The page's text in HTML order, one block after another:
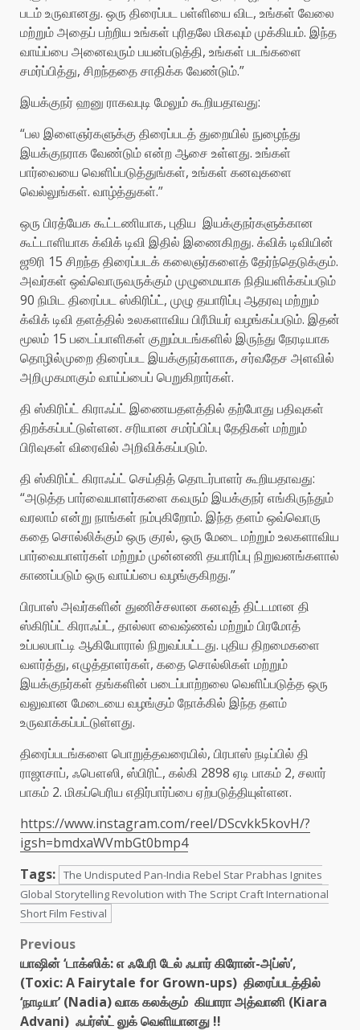
படம் உருவானது. ஒரு திரைப்பட பள்ளியை விட, உங்கள் வேலை
மற்றும் அதைப் பற்றிய உங்கள் புரிதலே மிகவும் முக்கியம். இந்த
வாய்ப்பை அனைவரும் பயன்படுத்தி, உங்கள் படங்களை
சமர்ப்பித்து, சிறந்ததை சாதிக்க வேண்டும்.”
இயக்குநர் ஹனு ராகவபுடி மேலும் கூறியதாவது:
“பல இளைஞர்களுக்கு திரைப்படத் துறையில் நுழைந்து
இயக்குநராக வேண்டும் என்ற ஆசை உள்ளது. உங்கள்
பார்வையை வெளிப்படுத்துங்கள், உங்கள் கனவுகளை
வெல்லுங்கள். வாழ்த்துகள்.”
ஒரு பிரத்யேக கூட்டணியாக, புதிய இயக்குநர்களுக்கான
கூட்டாளியாக க்விக் டிவி இதில் இணைகிறது. க்விக் டிவியின்
ஜூரி 15 சிறந்த திரைப்படக் கலைஞர்களைத் தேர்ந்தெடுக்கும்.
அவர்கள் ஒவ்வொருவருக்கும் முழுமையாக நிதியளிக்கப்படும்
90 நிமிட திரைப்பட ஸ்கிரிப்ட், முழு தயாரிப்பு ஆதரவு மற்றும்
க்விக் டிவி தளத்தில் உலகளாவிய பிரீமியர் வழங்கப்படும். இதன்
மூலம் 15 படைப்பாளிகள் குறும்படங்களில் இருந்து நேரடியாக
தொழில்முறை திரைப்பட இயக்குநர்களாக, சர்வதேச அளவில்
அறிமுகமாகும் வாய்ப்பைப் பெறுகிறார்கள்.
தி ஸ்கிரிப்ட் கிராஃப்ட் இணையதளத்தில் தற்போது பதிவுகள்
திறக்கப்பட்டுள்ளன. சரியான சமர்ப்பிப்பு தேதிகள் மற்றும்
பிரிவுகள் விரைவில் அறிவிக்கப்படும்.
தி ஸ்கிரிப்ட் கிராஃப்ட் செய்தித் தொடர்பாளர் கூறியதாவது:
“அடுத்த பார்வையாளர்களை கவரும் இயக்குநர் எங்கிருந்தும்
வரலாம் என்று நாங்கள் நம்புகிறோம். இந்த தளம் ஒவ்வொரு
கதை சொல்லிக்கும் ஒரு குரல், ஒரு மேடை மற்றும் உலகளாவிய
பார்வையாளர்கள் மற்றும் முன்னணி தயாரிப்பு நிறுவனங்களால்
காணப்படும் ஒரு வாய்ப்பை வழங்குகிறது.”
பிரபாஸ் அவர்களின் துணிச்சலான கனவுத் திட்டமான தி
ஸ்கிரிப்ட் கிராஃப்ட், தால்லா வைஷ்ணவ் மற்றும் பிரமோத்
உப்பலபாட்டி ஆகியோரால் நிறுவப்பட்டது. புதிய திறமைகளை
வளர்த்து, எழுத்தாளர்கள், கதை சொல்லிகள் மற்றும்
இயக்குநர்கள் தங்களின் படைப்பாற்றலை வெளிப்படுத்த ஒரு
வலுவான மேடையை வழங்கும் நோக்கில் இந்த தளம்
உருவாக்கப்பட்டுள்ளது.
திரைப்படங்களை பொறுத்தவரையில், பிரபாஸ் நடிப்பில் தி
ராஜாசாப், ஃபௌஸி, ஸ்பிரிட், கல்கி 2898 ஏடி பாகம் 2, சலார்
பாகம் 2. மிகப்பெரிய எதிர்பார்ப்பை ஏற்படுத்தியுள்ளன.
https://www.instagram.com/reel/DScvkk5kovH/?
igsh=bmdxaWVmbGt0bmp4
Tags: The Undisputed Pan-India Rebel Star Prabhas Ignites
Global Storytelling Revolution with The Script Craft International
Short Film Festival
Post
navigation
Previous
யாஷின் ‘டாக்ஸிக்: எ ஃபேரி டேல் ஃபார் கிரோன்-அப்ஸ்’,
(Toxic: A Fairytale for Grown-ups) திரைப்படத்தில்
‘நாடியா’ (Nadia) வாக கலக்கும் கியாரா அத்வானி (Kiara
Advani) ஃபர்ஸ்ட் லுக் வெளியானது !!